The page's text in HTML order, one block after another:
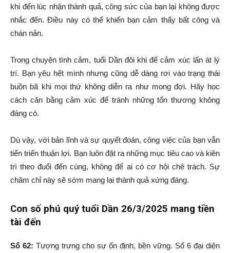
khi đến lúc nhận thành quả, công sức của bạn lại không được
nhắc đến. Điều này có thể khiến bạn cảm thấy bất công và
chán nản.
Trong chuyện tình cảm, tuổi Dần đôi khi để cảm xúc lấn át lý
trí. Bạn yêu hết mình nhưng cũng dễ dàng rơi vào trạng thái
buồn bã khi mọi thứ không diễn ra như mong đợi. Hãy học
cách cân bằng cảm xúc để tránh những tổn thương không
đáng có.
Dù vậy, với bản lĩnh và sự quyết đoán, công việc của bạn vẫn
tiến triển thuận lợi. Bạn luôn đặt ra những mục tiêu cao và kiên
trì theo đuổi đến cùng, không để ai có cơ hội chê trách. Sự
chăm chỉ này sẽ sớm mang lại thành quả xứng đáng.
Con số phú quý tuổi Dần 26/3/2025 mang tiền
tài đến
Số 62: Tượng trưng cho sự ổn định, bền vững. Số 6 đại diện